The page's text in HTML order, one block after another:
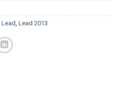
Lead, Lead 2013